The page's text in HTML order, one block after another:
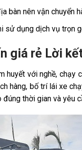
bàn nên vận chuyển
sử dụng dịch vụ trọn
giá rẻ Lời
với nghề,
hàng, bố trí lái xe
thời gian và yêu